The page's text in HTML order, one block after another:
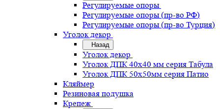
Регулируемые опоры
Регулируемые опоры (пр-во РФ)
Регулируемые опоры (пр-во Турция)
Уголок декор
Назад
Уголок декор
Уголок ДПК 40х40 мм серия Табула
Уголок ДПК 50х50мм серия Патио
Кляймер
Резиновая подушка
Крепеж